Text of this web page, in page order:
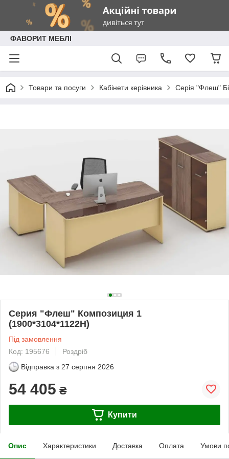
ФАВОРИТ МЕБЛІ
Товари та посуги Кабінети керівника Серія "Флеш"
Серия "Флеш" Композиция 1
(1900*3104*1122H)
Під замовлення
Код: 195676
Роздріб
Відправка з 27 серпня 2026
54 405 ₴
Купити
Опис Характеристики Доставка Оплата Умови